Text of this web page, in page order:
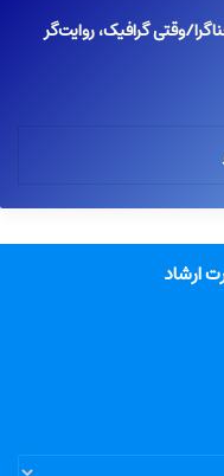
وقتی گرافیک، روایت‌گر
ارشاد